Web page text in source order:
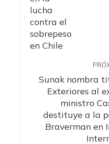
Sunak nombra
Exteriores al
ministro
destituye a la
Braverman en